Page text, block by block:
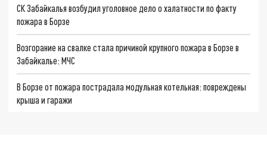
СК Забайкалья возбудил уголовное дело о халатности по факту
пожара в Борзе
Возгорание на свалке стала причиной крупного пожара в Борзе в
Забайкалье: МЧС
В Борзе от пожара пострадала модульная котельная: повреждены
крыша и гаражи